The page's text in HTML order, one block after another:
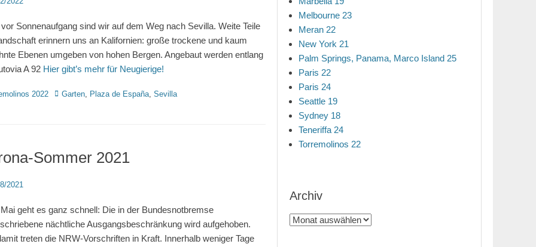
Sonnenaufgang sind wir auf dem Weg nach Sevilla. Weite Teile
erinnern uns an Kalifornien: große trockene und kaum
Ebenen umgeben von hohen Bergen. Angebaut werden entlang
A 92 Hier gibt’s mehr für Neugierige!
2022 Schlagworte
Garten, Plaza de España, Sevilla
Sommer 2021
2021
geht es ganz schnell: Die in der Bundesnotbremse
nächtliche Ausgangsbeschränkung wird aufgehoben.
treten die NRW-Vorschriften in Kraft. Innerhalb weniger Tage
Melbourne 23
Meran 22
New York 21
Palm Springs, Panama, Marco Island 25
Paris 22
Paris 24
Seattle 19
Sydney 18
Teneriffa 24
Torremolinos 22
Archiv
Archiv